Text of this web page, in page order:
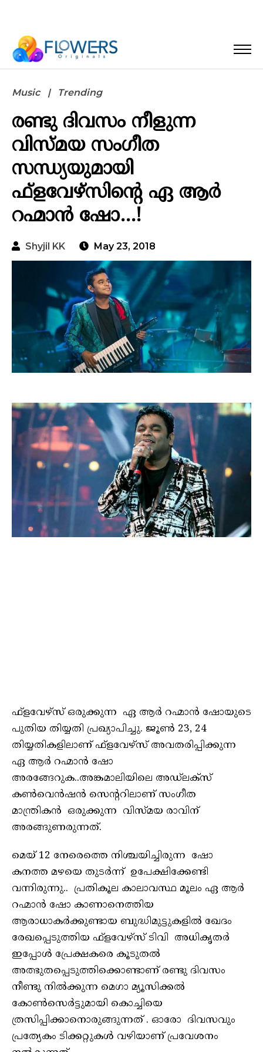
Music Trending
രണ്ടു ദിവസം നീളുന്ന
വിസ്മയ സംഗീത
സന്ധ്യയുമായി
ഫ്ളവേഴ്‌സിന്റെ ഏ ആർ
റഹ്മാൻ ഷോ…!
Shyjil KK May 23, 2018
ഫ്ളവേഴ്സ് ഒരുക്കുന്ന ഏ ആർ റഹ്മാൻ ഷോയുടെ
പുതിയ തിയ്യതി പ്രഖ്യാപിച്ചു. ജൂൺ 23, 24
തിയ്യതികളിലാണ് ഫ്ളവേഴ്സ് അവതരിപ്പിക്കുന്ന
ഏ ആർ റഹ്മാൻ ഷോ
അരങ്ങേറുക..അങ്കമാലിയിലെ അഡ്‌ലക്സ്
കൺവെൻഷൻ സെന്ററിലാണ് സംഗീത
മാന്ത്രികൻ ഒരുക്കുന്ന വിസ്മയ രാവിന്
അരങ്ങുണരുന്നത്.
മെയ് 12 നേരെത്തെ നിശ്ചയിച്ചിരുന്ന ഷോ
കനത്ത മഴയെ തുടർന്ന് ഉപേക്ഷിക്കേണ്ടി
വന്നിരുന്നു.. പ്രതികൂല കാലാവസ്ഥ മൂലം ഏ ആർ
റഹ്മാൻ ഷോ കാണാനെത്തിയ
ആരാധാകർക്കുണ്ടായ ബുദ്ധിമുട്ടുകളിൽ ഖേദം
രേഖപ്പെടുത്തിയ ഫ്ളവേഴ്സ് ടിവി അധികൃതർ
ഇപ്പോൾ പ്രേക്ഷകരെ കൂടുതൽ
അത്ഭുതപ്പെടുത്തിക്കൊണ്ടാണ് രണ്ടു ദിവസം
നീണ്ടു നിൽക്കുന്ന മെഗാ മ്യൂസിക്കൽ
കോൺസെർട്ടുമായി കൊച്ചിയെ
ത്രസിപ്പിക്കാനൊരുങ്ങുന്നത് . ഓരോ ദിവസവും
പ്രത്യേകം ടിക്കറ്റുകൾ വഴിയാണ് പ്രവേശനം